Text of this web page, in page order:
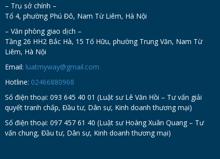
– Trụ sở chính –
Tổ 4, phường Phú Đô, Nam Từ Liêm, Hà Nội
– Văn phòng giao dịch –
Tầng 26 HH2 Bắc Hà, 15 Tố Hữu, phường Trung Văn, Nam Từ
Liêm, Hà Nội
Email: luatmyway@gmail.com
Hotline: 02466880968
Số điện thoại: 093 645 40 01 (Luật sư Lê Văn Hồi – Tư vấn giải
quyết tranh chấp, Đầu tư, Dân sự, Kinh doanh thương mại)
Số điện thoại: 097 457 61 40 (Luật sư Hoàng Xuân Quang – Tư
vấn chung, Đầu tư, Dân sự, Kinh doanh thương mại)